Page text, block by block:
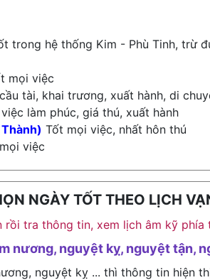
trong hệ thống Kim - Phù Tinh, trừ
mọi việc
tài, khai trương, xuất hành, di
làm phúc, giá thú, xuất hành
Tốt mọi việc, nhất hôn thú
việc
NGÀY TỐT THEO LỊCH
rồi tra thông tin, xem lịch âm kỹ
nương, nguyệt kỵ, nguyệt tận,
nguyệt kỵ ... thì thông tin hiện